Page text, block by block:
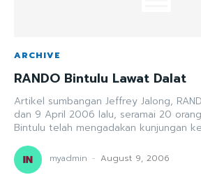
ARCHIVE
RANDO Bintulu Lawat Dalat
Artikel sumbangan Jeffrey Jalong, RANDO
dan 9 April 2006 lalu, seramai 20
Bintulu telah mengadakan kunjungan
myadmin - August 9, 2006